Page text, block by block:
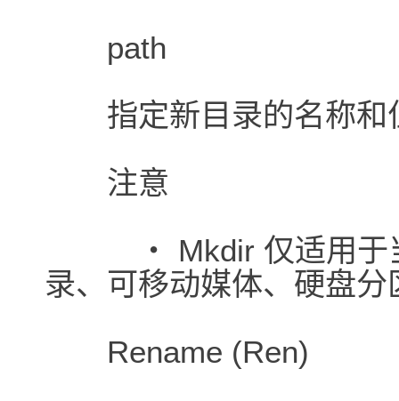
path
指定新目录的名称和
注意
・ Mkdir 仅适用于当
录、可移动媒体、硬盘
Rename (Ren)